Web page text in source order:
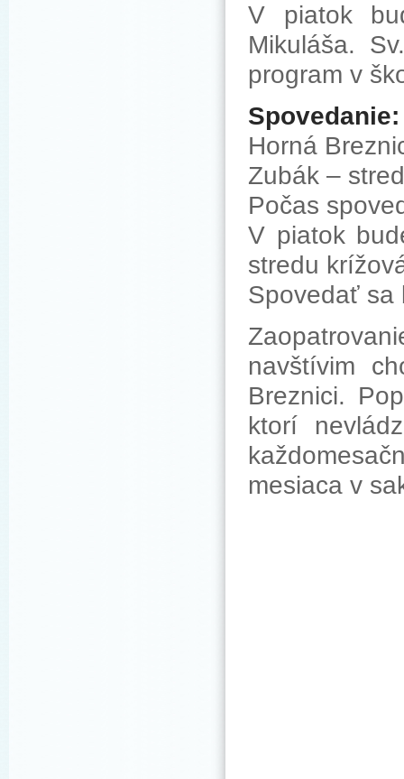
V piatok
Mikuláša.
program v
Horná
Zubák –
Počas
V piatok
stredu
Spovedať sa
navštívim
Breznici.
ktorí
mesiaca v